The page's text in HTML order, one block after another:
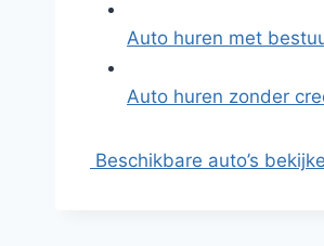
Auto huren met
Auto huren zonder
Beschikbare auto’s